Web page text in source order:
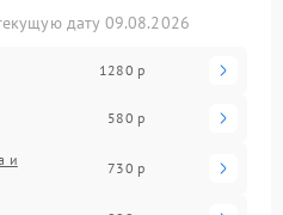
дату 09.08.2026
1280 р
580 р
и
730 р